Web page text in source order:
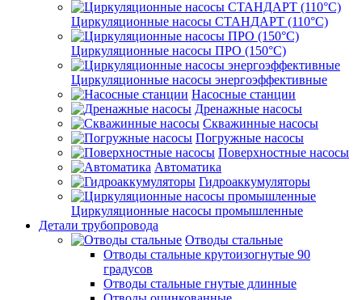
Циркуляционные насосы СТАНДАРТ (110°C)
Циркуляционные насосы ПРО (150°C)
Циркуляционные насосы энергоэффективные
Насосные станции
Дренажные насосы
Скважинные насосы
Погружные насосы
Поверхностные насосы
Автоматика
Гидроаккумуляторы
Циркуляционные насосы промышленные
Детали трубопровода
Отводы стальные
Отводы стальные крутоизогнутые 90
градусов
Отводы стальные гнутые длинные